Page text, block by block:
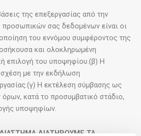
της επεξεργασίας από την
προσωπικών σας δεδομένων είναι οι
του εννόμου συμφέροντος της
και ολοκληρωμένη
επιλογή του υποψηφίου.(β) Η
με την εκδήλωση
Η εκτέλεση σύμβασης ως
κατά το προσυμβατικό στάδιο,
υποψηφίων.
ΔΙΑΤΗΡΟΥΜΕ ΤΑ